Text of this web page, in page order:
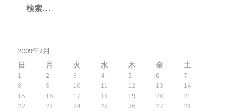
索:
2009年2月
日
月 火 水 木 金
土
1
2 3 4 5 6
7
8
9 10 11 12 13
14
15
16 17 18 19 20
21
22
23 24 25 26 27 28